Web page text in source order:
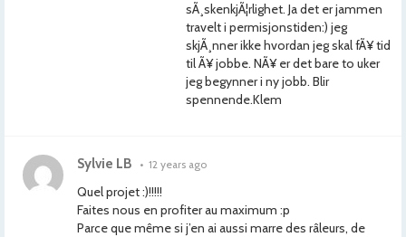
sÃ¸skenkjÃ¦rlighet. Ja det er jammen
travelt i permisjonstiden:) jeg
skjÃ¸nner ikke hvordan jeg skal fÃ¥ tid
til Ã¥ jobbe. NÃ¥ er det bare to uker
jeg begynner i ny jobb. Blir
spennende.Klem
Sylvie LB • 12 years ago
Quel projet :)!!!!!
Faites nous en profiter au maximum :p
Parce que même si j’en ai aussi marre des râleurs, de